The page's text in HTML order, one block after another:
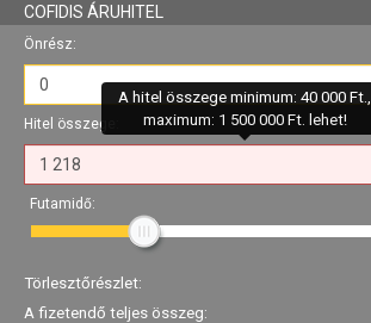
COFIDIS ÁRUHITEL
Önrész:
Hitel összege:
A hitel összege minimum: 40 000 Ft.,
maximum: 1 500 000 Ft. lehet!
Futamidő:
Törlesztőrészlet:
A fizetendő teljes összeg: